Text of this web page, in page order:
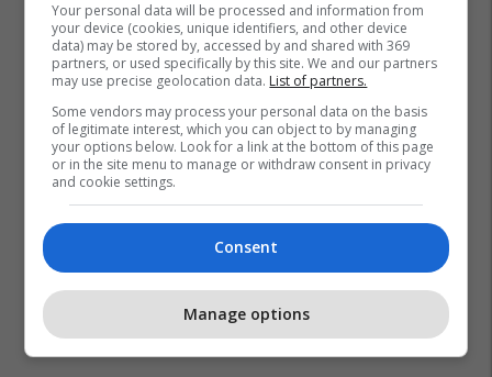
Kuvendi I
Kshz Maqedoni
Rexhep Prekopuca
Your personal data will be processed and information from
your device (cookies, unique identifiers, and other device
data) may be stored by, accessed by and shared with 369
partners, or used specifically by this site. We and our partners
may use precise geolocation data. List of partners.
Some vendors may process your personal data on the basis
of legitimate interest, which you can object to by managing
your options below. Look for a link at the bottom of this page
or in the site menu to manage or withdraw consent in privacy
and cookie settings.
Consent
Manage options